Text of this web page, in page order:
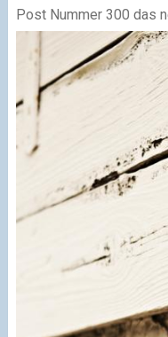
Post Nummer 300 das